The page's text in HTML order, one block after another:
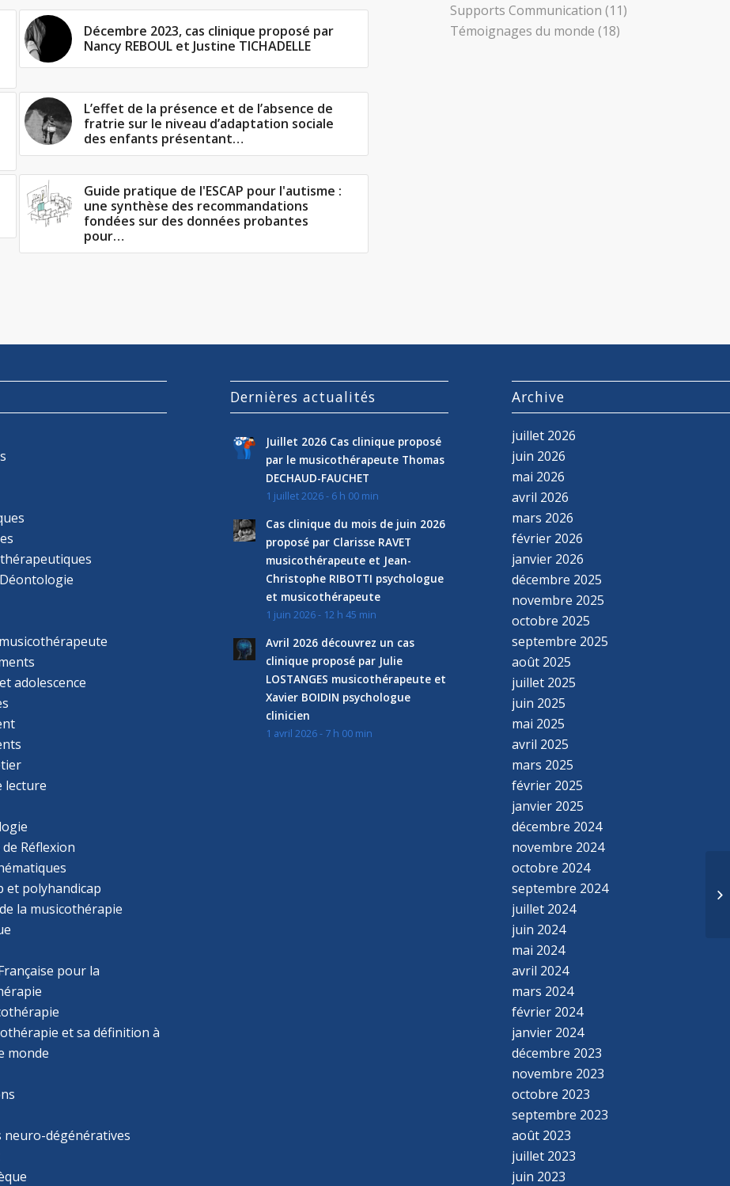
Décembre 2023, cas clinique proposé par
Nancy REBOUL et Justine TICHADELLE
L’effet de la présence et de l’absence de
fratrie sur le niveau d’adaptation sociale
des enfants présentant…
Guide pratique de l'ESCAP pour l'autisme :
une synthèse des recommandations
fondées sur des données probantes
pour…
Supports Communication (11)
Témoignages du monde (18)
adolescence
lecture
Réflexion
et polyhandicap
la musicothérapie
pour la
et sa définition à
monde
neuro-dégénératives
Dernières actualités
Juillet 2026 Cas clinique proposé
par le musicothérapeute Thomas
DECHAUD-FAUCHET
1 juillet 2026 - 6 h 00 min
Cas clinique du mois de juin 2026
proposé par Clarisse RAVET
musicothérapeute et Jean-
Christophe RIBOTTI psychologue
et musicothérapeute
1 juin 2026 - 12 h 45 min
Avril 2026 découvrez un cas
clinique proposé par Julie
LOSTANGES musicothérapeute et
Xavier BOIDIN psychologue
clinicien
1 avril 2026 - 7 h 00 min
Archive
juillet 2026
juin 2026
mai 2026
avril 2026
mars 2026
février 2026
janvier 2026
décembre 2025
novembre 2025
octobre 2025
septembre 2025
août 2025
juillet 2025
juin 2025
mai 2025
avril 2025
mars 2025
février 2025
janvier 2025
décembre 2024
novembre 2024
octobre 2024
septembre 2024
juillet 2024
juin 2024
mai 2024
avril 2024
mars 2024
février 2024
janvier 2024
décembre 2023
novembre 2023
octobre 2023
septembre 2023
août 2023
juillet 2023
juin 2023